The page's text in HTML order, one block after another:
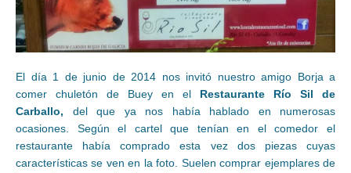
El día 1 de junio de 2014 nos invitó nuestro amigo Borja a
comer chuletón de Buey en el Restaurante Río Sil de
Carballo, del que ya nos había hablado en numerosas
ocasiones. Según el cartel que tenían en el comedor el
restaurante había comprado esta vez dos piezas cuyas
características se ven en la foto. Suelen comprar ejemplares de